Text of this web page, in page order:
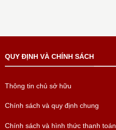
QUY ĐỊNH VÀ CHÍNH SÁCH
Thông tin chủ sở hữu
Chính sách và quy định chung
Chính sách và hình thức thanh toán